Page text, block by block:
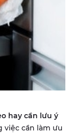
hay cần lưu ý
việc cần làm ưu